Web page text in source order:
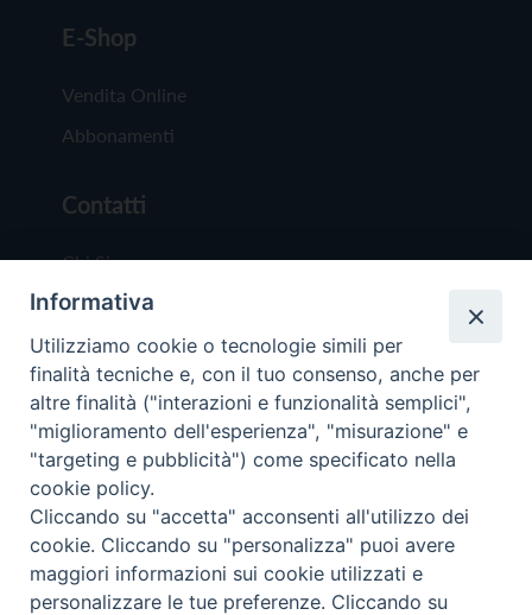
E-Shop
Vendita Online
Abbonamenti
Contatti
Chi Siamo
Redazione
Scrivici
Copyright © 2019 - Tutti i diritti riservati - Vita
Trentina Editrice
Privacy Policy
Informativa
Utilizziamo cookie o tecnologie simili per
finalità tecniche e, con il tuo consenso, anche per
altre finalità ("interazioni e funzionalità semplici",
"miglioramento dell'esperienza", "misurazione" e
"targeting e pubblicità") come specificato nella
cookie policy.
Cliccando su "accetta" acconsenti all'utilizzo dei
cookie. Cliccando su "personalizza" puoi avere
maggiori informazioni sui cookie utilizzati e
personalizzare le tue preferenze. Cliccando su